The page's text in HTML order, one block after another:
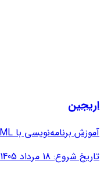
اریجین
آموزش برنامه‌نویسی با HTML
تاریخ شروع: 18 مرداد 1405